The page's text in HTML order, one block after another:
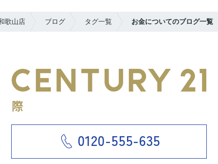
歌山店 ブログ タグ一覧 お金についてのブログ一覧
0120-555-635